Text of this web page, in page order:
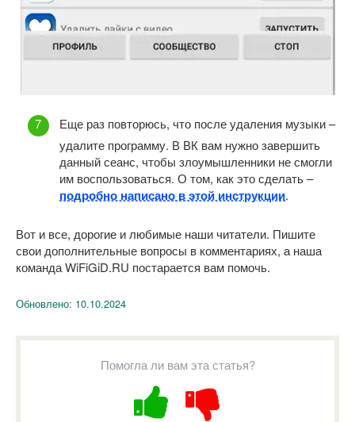
Еще раз повторюсь, что после удаления музыки –
удалите программу. В ВК вам нужно завершить
данный сеанс, чтобы злоумышленники не смогли
им воспользоваться. О том, как это сделать –
подробно написано в этой инструкции.
Вот и все, дорогие и любимые наши читатели. Пишите
свои дополнительные вопросы в комментариях, а наша
команда WiFiGiD.RU постарается вам помочь.
Обновлено: 10.10.2024
Помогла ли вам эта статья?